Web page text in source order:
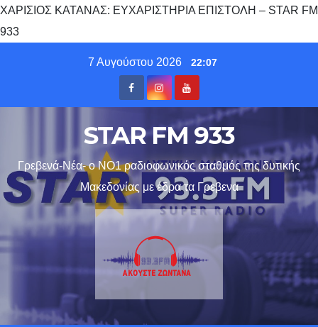
ΧΑΡΙΣΙΟΣ ΚΑΤΑΝΑΣ: ΕΥΧΑΡΙΣΤΗΡΙΑ ΕΠΙΣΤΟΛΗ – STAR FM
933
7 Αυγούστου 2026 22:07
STAR FM 933
Γρεβενά-Νέα- ο ΝΟ1 ραδιοφωνικός σταθμός της δυτικής
Μακεδονίας με έδρα τα Γρεβενα